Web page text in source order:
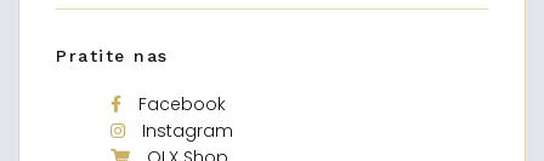
Pratite nas
Facebook
Instagram